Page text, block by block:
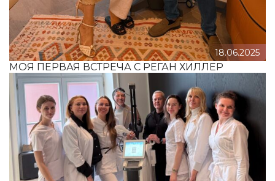
18.06.2025
МОЯ ПЕРВАЯ ВСТРЕЧА С РЕГАН ХИЛЛЕР